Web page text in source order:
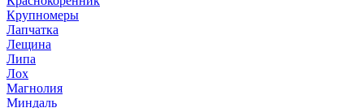
Крупномеры
Лапчатка
Лещина
Липа
Лох
Магнолия
Миндаль